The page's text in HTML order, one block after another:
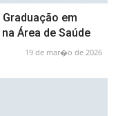
Graduação em
Área de Saúde
19 de mar�o de 2026